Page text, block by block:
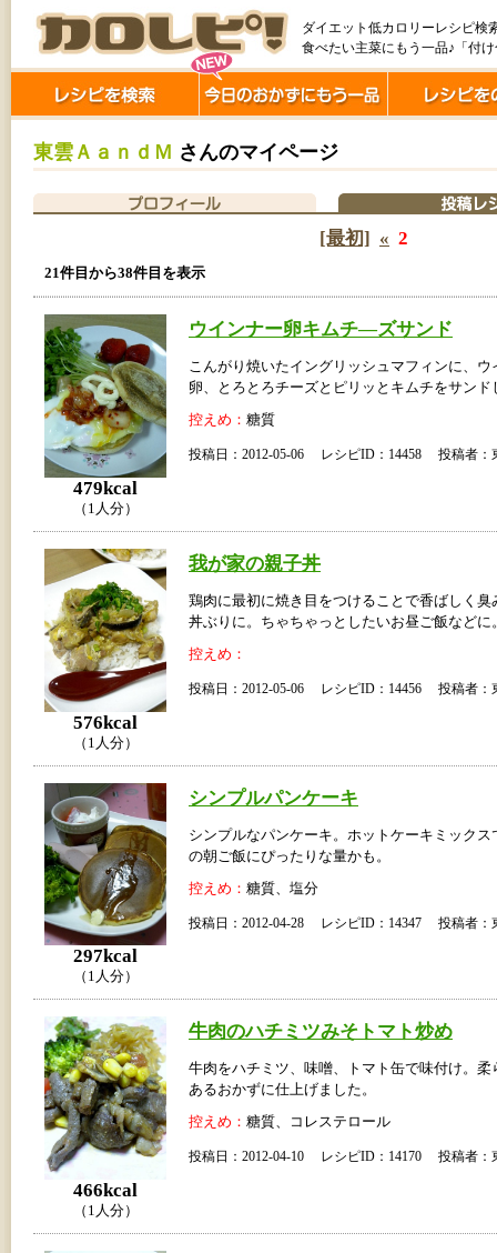
ダイエット低カロリーレシピ検
食べたい主菜にもう一品♪「付
東雲ＡａｎｄＭ さんのマイページ
[最初] « 2
21件目から38件目を表示
479kcal
（1人分）
ウインナー卵キムチ―ズサンド
こんがり焼いたイングリッシュマフィンに、ウ
卵、とろとろチーズとピリッとキムチをサンド
控えめ： 糖質
投稿日：2012-05-06 レシピID：14458 投稿者：
576kcal
（1人分）
我が家の親子丼
鶏肉に最初に焼き目をつけることで香ばしく臭
丼ぶりに。ちゃちゃっとしたいお昼ご飯などに
控えめ：
投稿日：2012-05-06 レシピID：14456 投稿者：
297kcal
（1人分）
シンプルパンケーキ
シンプルなパンケーキ。ホットケーキミックス
の朝ご飯にぴったりな量かも。
控えめ： 糖質、塩分
投稿日：2012-04-28 レシピID：14347 投稿者：
466kcal
（1人分）
牛肉のハチミツみそトマト炒め
牛肉をハチミツ、味噌、トマト缶で味付け。柔
あるおかずに仕上げました。
控えめ： 糖質、コレステロール
投稿日：2012-04-10 レシピID：14170 投稿者：